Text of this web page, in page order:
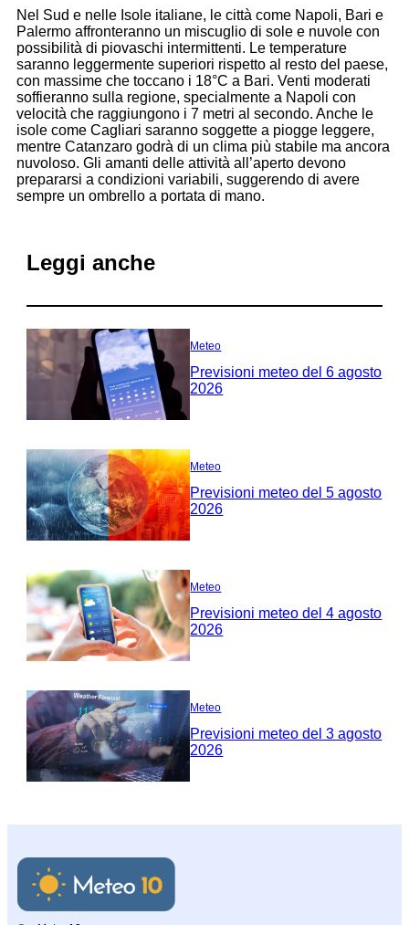
Nel Sud e nelle Isole italiane, le città come Napoli, Bari e
Palermo affronteranno un miscuglio di sole e nuvole con
possibilità di piovaschi intermittenti. Le temperature
saranno leggermente superiori rispetto al resto del paese,
con massime che toccano i 18°C a Bari. Venti moderati
soffieranno sulla regione, specialmente a Napoli con
velocità che raggiungono i 7 metri al secondo. Anche le
isole come Cagliari saranno soggette a piogge leggere,
mentre Catanzaro godrà di un clima più stabile ma ancora
nuvoloso. Gli amanti delle attività all’aperto devono
prepararsi a condizioni variabili, suggerendo di avere
sempre un ombrello a portata di mano.
Leggi anche
Meteo
Previsioni meteo del 6 agosto
2026
Meteo
Previsioni meteo del 5 agosto
2026
Meteo
Previsioni meteo del 4 agosto
2026
Meteo
Previsioni meteo del 3 agosto
2026